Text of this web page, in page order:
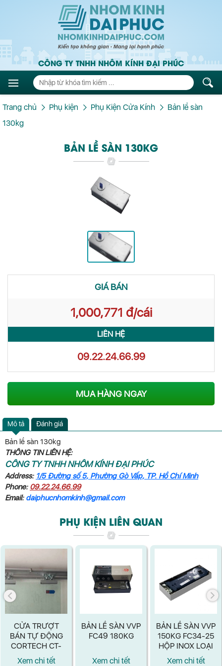
CÔNG TY TNHH NHÔM KÍNH ĐẠI PHÚC
Trang chủ Phụ kiện Phụ Kiện Cửa Kính
Bản lề sàn
130kg
BẢN LỀ SÀN 130KG
GIÁ BÁN
1,000,771 đ/cái
LIÊN HỆ
09.22.24.66.99
MUA HÀNG NGAY
Mô tả Đánh giá
Bản lề sàn 130kg
THÔNG TIN LIÊN HỆ:
CÔNG TY TNHH NHÔM KÍNH ĐẠI PHÚC
Address: 1/5 Đường số 5, Phường Gò Vấp, TP. Hồ Chí Minh
Phone: 09.22.24.66.99
Email: daiphucnhomkinh@gmail.com
PHỤ KIỆN LIÊN QUAN
CỬA TRƯỢT
BÁN TỰ ĐỘNG
CORTECH CT-
806SA
Xem chi tết
BẢN LỀ SÀN VVP
FC49 180KG
Xem chi tết
BẢN LỀ SÀN VVP
150KG FC34-25
HỘP INOX LOẠI
TỐT
Xem chi tết